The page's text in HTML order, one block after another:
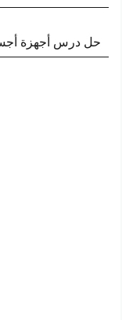
حل درس أجهزة